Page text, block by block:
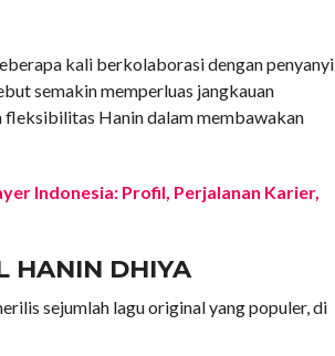
kali berkolaborasi dengan penyanyi
semakin memperluas jangkauan
fleksibilitas Hanin dalam membawakan
Indonesia: Profil, Perjalanan Karier,
HANIN DHIYA
sejumlah lagu original yang populer, di